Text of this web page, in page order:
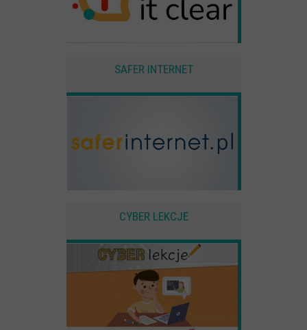
SAFER INTERNET
CYBER LEKCJE